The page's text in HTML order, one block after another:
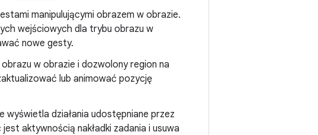
manipulującymi obrazem w obrazie.
wejściowych dla trybu obrazu w
nowe gesty.
w obrazie i dozwolony region na
lub animować pozycję
wyświetla działania udostępniane przez
aktywnością nakładki zadania i usuwa